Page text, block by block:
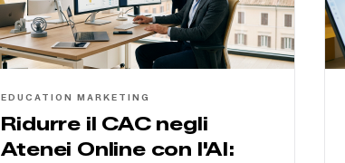
EDUCATION MARKETING
Ridurre il CAC negli
Atenei Online con l'AI: